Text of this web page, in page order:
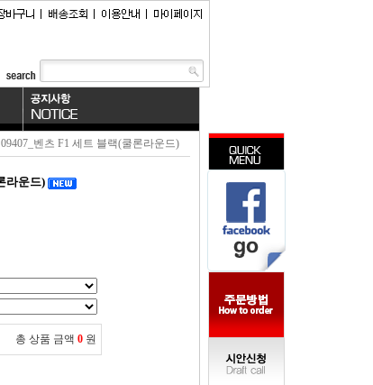
09407_벤츠 F1 세트 블랙(쿨론라운드)
라운드)
총 상품 금액 0 원